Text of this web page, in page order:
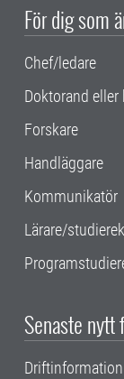
För dig som
Chef/ledare
Doktorand eller
Forskare
Handläggare
Kommunikatör
Lärare/
Senaste nytt
Driftinformation